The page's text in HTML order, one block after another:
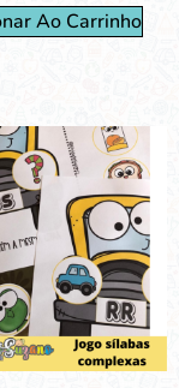
Ao Carrinho